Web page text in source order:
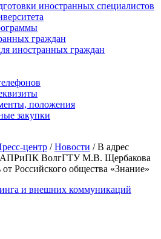
иностранных специалистов
граждан
иностранных граждан
положения
закупки
центр /Новости / В адрес
ВолгГТУ М.В. Щербакова
Российского общества «Знание»
и внешних коммуникаций